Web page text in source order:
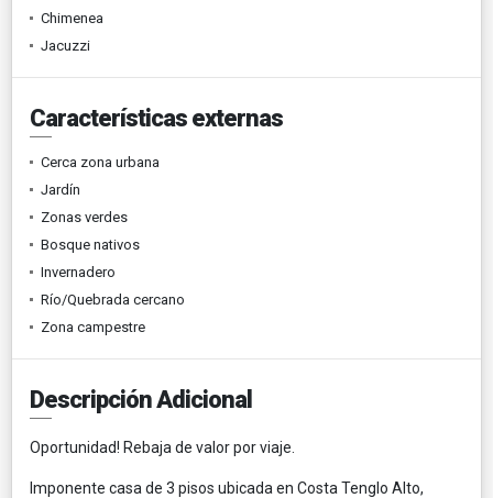
Chimenea
Jacuzzi
Características externas
Cerca zona urbana
Jardín
Zonas verdes
Bosque nativos
Invernadero
Río/Quebrada cercano
Zona campestre
Descripción Adicional
Oportunidad! Rebaja de valor por viaje.
Imponente casa de 3 pisos ubicada en Costa Tenglo Alto,